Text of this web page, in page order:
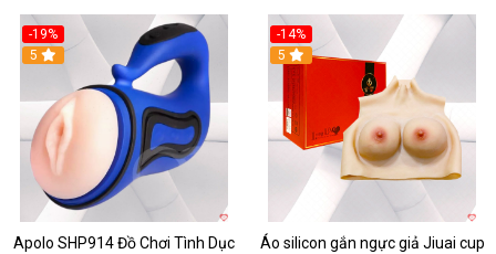
-19%
5
Apolo SHP914 Đồ Chơi Tình Dục
-14%
5
Áo silicon gắn ngực giả Jiuai cup